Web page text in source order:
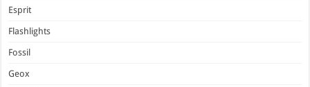
Esprit
Flashlights
Fossil
Geox